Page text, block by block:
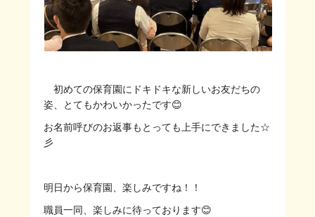
初めての保育園にドキドキな新しいお友だちの
姿、とてもかわいかったです😊
お名前呼びのお返事もとっても上手にできました☆
彡
明日から保育園、楽しみですね！！
職員一同、楽しみに待っております😊